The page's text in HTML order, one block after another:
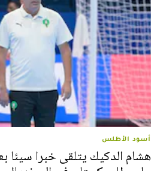
أسود الأطلس
هشام الدكيك يتلقى خبرا سيئا